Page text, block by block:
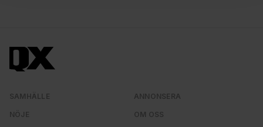
Dessa kan i sin tur kombinera informationen med annan
information som du har tillhandahållit eller som de har
våra cookies vid fortsatt användande av vår webbplats.
SAMHÄLLE
NÖJE
ANNONSERA
OM OSS